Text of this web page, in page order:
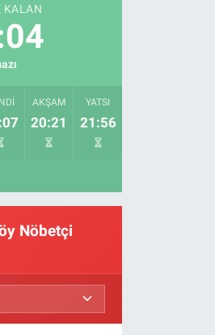
KALAN
AKŞAM
20:21
YATSI
21:56
Nöbetçi